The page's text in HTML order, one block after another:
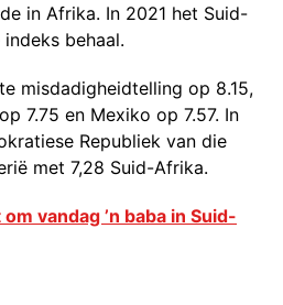
in Afrika. In 2021 het Suid-
behaal.
misdadigheidtelling op 8.15,
7.75 en Mexiko op 7.57. In
Republiek van die
met 7,28 Suid-Afrika.
vandag ’n baba in Suid-